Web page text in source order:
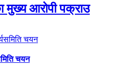
मुख्य आरोपी पक्राउ
चयन